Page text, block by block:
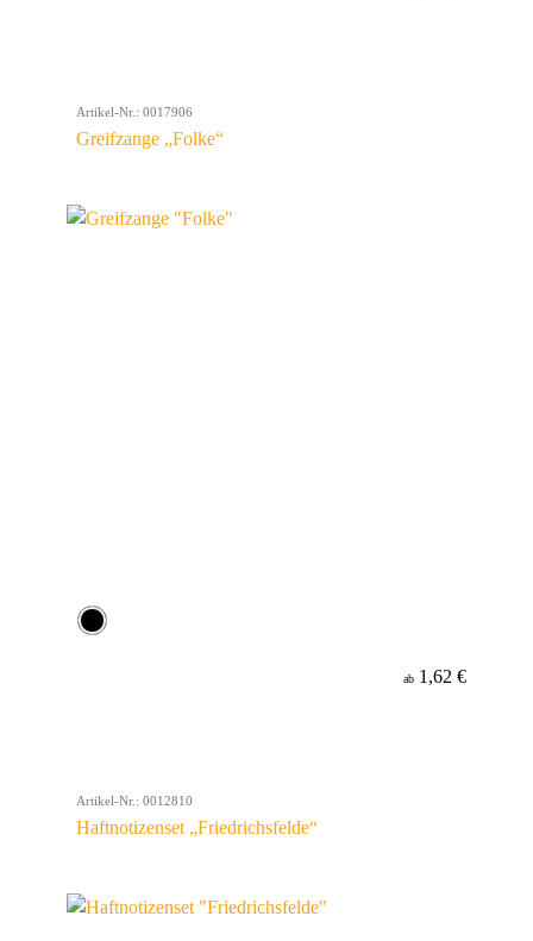
Artikel-Nr.: 0017906
Greifzange „Folke“
ab 1,62 €
Artikel-Nr.: 0012810
Haftnotizenset „Friedrichsfelde“